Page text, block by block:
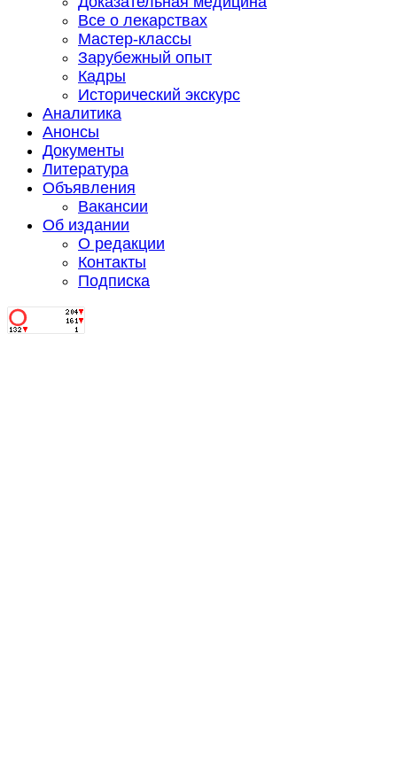
Все о лекарствах
Мастер-классы
Зарубежный опыт
Кадры
Исторический экскурс
Аналитика
Анонсы
Документы
Литература
Объявления
Вакансии
Об издании
О редакции
Контакты
Подписка